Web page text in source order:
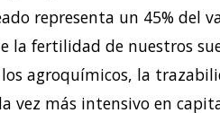
representa un 45% del
la fertilidad de nuestros
agroquímicos, la
vez más intensivo en